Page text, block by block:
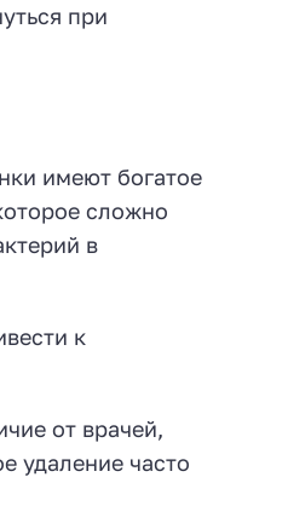
при
имеют богатое
сложно
в
к
от врачей,
удаление часто